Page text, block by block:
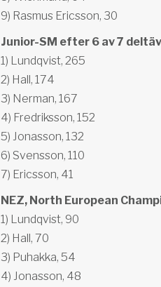
9) Rasmus Ericsson, 30
Junior-SM efter 6 av 7
1) Lundqvist, 265
2) Hall, 174
3) Nerman, 167
4) Fredriksson, 152
5) Jonasson, 132
6) Svensson, 110
7) Ericsson, 41
NEZ, North European
1) Lundqvist, 90
2) Hall, 70
3) Puhakka, 54
4) Jonasson, 48